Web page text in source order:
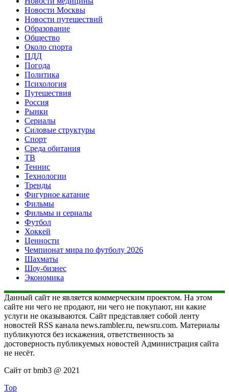
Новости Москвы
Новости путешествий
Образование
Общество
Около спорта
ПДД
Погода
Политика
Психология
Путешествия
Россия
Рынки
Сериалы
Силовые структуры
Спорт
Среда обитания
ТВ
Теннис
Технологии
Тренды
Фигурное катание
Фильмы
Фильмы и сериалы
Футбол
Хоккей
Ценности
Чемпионат мира по футболу 2026
Шахматы
Шоу-бизнес
Экономика
Данный сайт не является коммерческим проектом. На этом
сайте ни чего не продают, ни чего не покупают, ни какие
услуги не оказываются. Сайт представляет собой ленту
новостей RSS канала news.rambler.ru, newsru.com. Материалы
публикуются без искажения, ответственность за
достоверность публикуемых новостей Администрация сайта
не несёт.
Сайт от bmb3 @ 2021
Top